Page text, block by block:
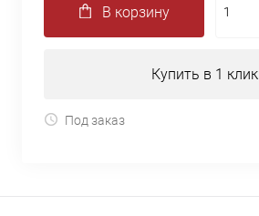
В корзину
Купить в 1 клик
Под заказ